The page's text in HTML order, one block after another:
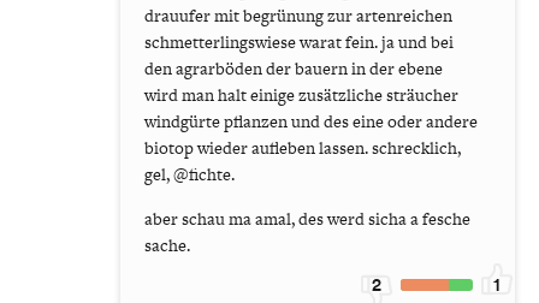
drauufer mit begrünung zur artenreichen
schmetterlingswiese warat fein. ja und bei
den agrarböden der bauern in der ebene
wird man halt einige zusätzliche sträucher
windgürte pflanzen und des eine oder andere
biotop wieder aufleben lassen. schrecklich,
gel, @fichte.
aber schau ma amal, des werd sicha a fesche
sache.
2 1